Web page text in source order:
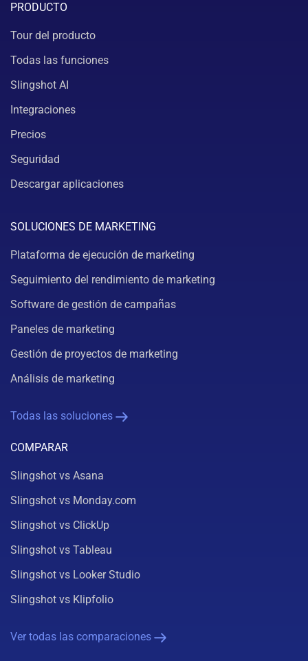
PRODUCTO
Tour del producto
Todas las funciones
Slingshot AI
Integraciones
Precios
Seguridad
Descargar aplicaciones
SOLUCIONES DE MARKETING
Plataforma de ejecución de marketing
Seguimiento del rendimiento de marketing
Software de gestión de campañas
Paneles de marketing
Gestión de proyectos de marketing
Análisis de marketing
Todas las soluciones
COMPARAR
Slingshot vs Asana
Slingshot vs Monday.com
Slingshot vs ClickUp
Slingshot vs Tableau
Slingshot vs Looker Studio
Slingshot vs Klipfolio
Ver todas las comparaciones